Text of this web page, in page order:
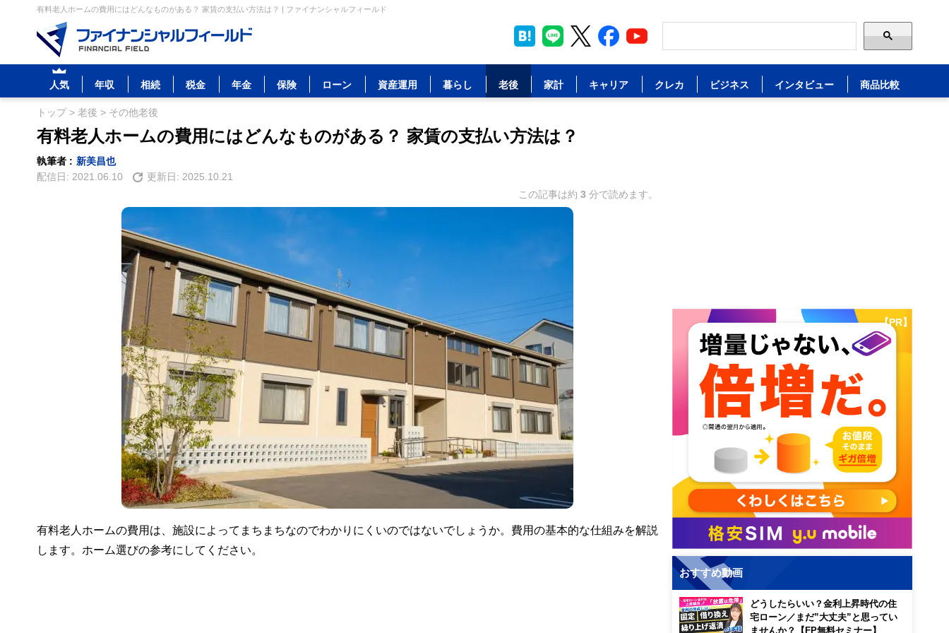
有料老人ホームの費用にはどんなものがある？ 家賃の支払い方法は？ | ファイナンシャルフィールド
人気 年収 相続 税金 年金 保険 ローン 資産運用 暮らし 老後 家計 キャリア クレカ ビジネス インタビュー 商品比較
トップ> 老後 > その他老後
有料老人ホームの費用にはどんなものがある？ 家賃の支払い方法は？
執筆者 : 新美昌也
配信日: 2021.06.10 更新日: 2025.10.21
この記事は約 3 分で読めます。
有料老人ホームの費用は、施設によってまちまちなのでわかりにくいのではないでしょうか。費用の基本的な仕組みを解説
します。ホーム選びの参考にしてください。
【PR】
おすすめ動画
どうしたらいい？金利上昇時代の住
宅ローン／まだ”大丈夫”と思ってい
ませんか？【FP無料セミナー】